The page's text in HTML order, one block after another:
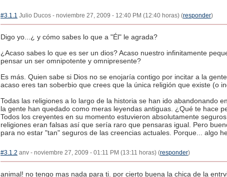
#3.1.1 Julio Ducos - noviembre 27, 2009 - 12:40 PM (12:40 horas) (responder)
Digo yo...¿ y cómo sabes lo que a "Él" le agrada?
¿Acaso sabes lo que es ser un dios? Acaso nuestro infinitamente
pensar un ser omnipotente y omnipresente?
Es más. Quien sabe si Dios no se enojaría contigo por incitar a la
acaso eres tan soberbio que crees que la única religión que existe (o
Todas las religiones a lo largo de la historia se han ido abandonando
la gente han quedado como meras leyendas antiguas. ¿Qué te hace
Todos los creyentes en su momento estuvieron absolutamente
religiones eran falsas así que sería raro que pensaras igual. Pero
para no estar "tan" seguros de las creencias actuales. Porque... algo
#3.1.2 anv - noviembre 27, 2009 - 01:11 PM (13:11 horas) (responder)
animal! no tengo mas nada para ti. por cierto buena la chica de la